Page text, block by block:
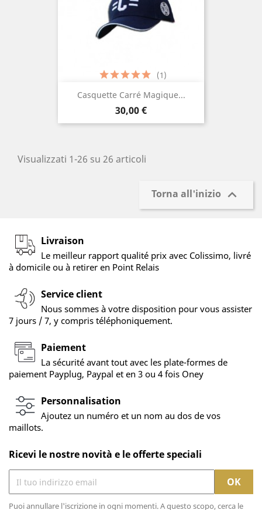
Casquette Carré Magique...
Prezzo
30,00 €
(1)
Visualizzati 1-26 su 26 articoli
Torna all'inizio 
Livraison
Le meilleur rapport qualité prix avec Colissimo, livré
à domicile ou à retirer en Point Relais
Service client
Nous sommes à votre disposition pour vous assister
7 jours / 7, y compris téléphoniquement.
Paiement
La sécurité avant tout avec les plate-formes de
paiement Payplug, Paypal et en 3 ou 4 fois Oney
Personnalisation
Ajoutez un numéro et un nom au dos de vos
maillots.
Ricevi le nostre novità e le offerte speciali
Puoi annullare l'iscrizione in ogni momenti. A questo scopo, cerca le